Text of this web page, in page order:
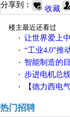
分享到：
收藏
楼主最近还看过
· 让世界爱上中
· “工业4.0”推
· 智能制造的目
· 步进电机总线
· 【德力西电气
热门招聘